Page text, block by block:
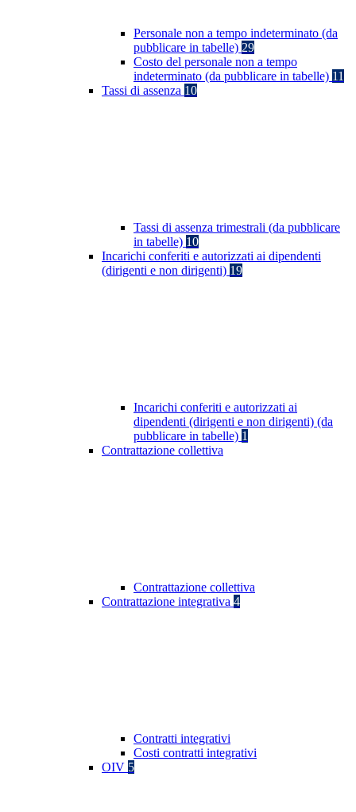
Personale non a tempo indeterminato (da
pubblicare in tabelle) 29
Costo del personale non a tempo
indeterminato (da pubblicare in tabelle) 11
Tassi di assenza 10
Tassi di assenza trimestrali (da pubblicare
in tabelle) 10
Incarichi conferiti e autorizzati ai dipendenti
(dirigenti e non dirigenti) 19
Incarichi conferiti e autorizzati ai
dipendenti (dirigenti e non dirigenti) (da
pubblicare in tabelle) 1
Contrattazione collettiva
Contrattazione collettiva
Contrattazione integrativa 4
Contratti integrativi
Costi contratti integrativi
OIV 5